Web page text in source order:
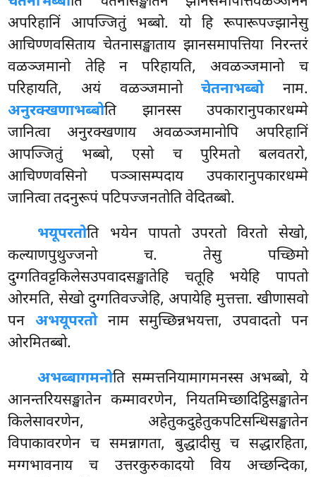
अपरिहानिं आपज्जितुं भब्बो. यो हि रूपारूपज्झानेसु
आचिण्णवसिताय चेतनासङ्खाताय झानसमापत्तिया निरन्तरं
वळञ्जमानो तेहि न परिहायति, अवळञ्जमानो च
परिहायति, अयं वळञ्जमानोचेतनाभब्बोनाम.
अनुरक्खणाभब्बोति झानस्स उपकारानुपकारधम्मे
जानित्वा अनुरक्खणाय अवळञ्जमानोपि अपरिहानिं
आपज्जितुं भब्बो, एसो च पुरिमतो बलवतरो,
आचिण्णवसिनो पञ्ञासम्पदाय उपकारानुपकारधम्मे
जानित्वा तदनुरूपं पटिपज्जनतोति वेदितब्बो.
भयूपरतोति भयेन पापतो उपरतो विरतो सेखो,
कल्याणपुथुज्जनो च. तेसु पच्छिमो
दुग्गतिवट्टकिलेसउपवादसङ्खातेहि चतूहि भयेहि पापतो
ओरमति, सेखो दुग्गतिवज्जेहि, अपायेहि मुत्तत्ता. खीणासवो
पन अभयूपरतोनाम समुच्छिन्नभयत्ता, उपवादतो पन
ओरमितब्बो.
अभब्बागमनोति सम्मत्तनियामागमनस्स अभब्बो, ये
आनन्तरियसङ्खातेन कम्मावरणेन, नियतमिच्छादिट्ठिसङ्खातेन
किलेसावरणेन, अहेतुकदुहेतुकपटिसन्धिसङ्खातेन
विपाकावरणेन च समन्नागता, बुद्धादीसु च सद्धारहिता,
मग्गभावनाय च उत्तरकुरुकादयो विय अच्छन्दिका,